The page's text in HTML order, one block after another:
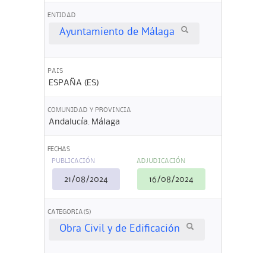
ENTIDAD
Ayuntamiento de Málaga
PAIS
ESPAÑA (ES)
COMUNIDAD Y PROVINCIA
Andalucía. Málaga
FECHAS
PUBLICACIÓN
21/08/2024
ADJUDICACIÓN
16/08/2024
CATEGORIA(S)
Obra Civil y de Edificación